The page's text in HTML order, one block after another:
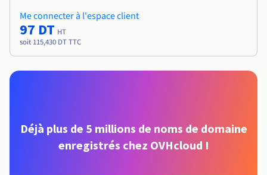
Me connecter à l'espace client
97 DT HT
soit 115,430 DT TTC
Déjà plus de 5 millions de noms de domaine
enregistrés chez OVHcloud !